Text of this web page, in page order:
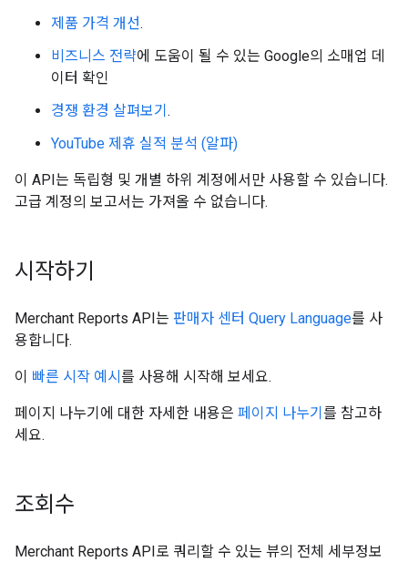
제품 가격 개선.
비즈니스 전략에 도움이 될 수 있는 Google의 소매업 데
이터 확인
경쟁 환경 살펴보기 .
YouTube 제휴 실적 분석 (알파)
이 API는 독립형 및 개별 하위 계정에서만 사용할 수 있습니다.
고급 계정의 보고서는 가져올 수 없습니다.
시작하기
Merchant Reports API는 판매자 센터 Query Language를 사
용합니다.
이 빠른 시작 예시 를 사용해 시작해 보세요.
페이지 나누기에 대한 자세한 내용은 페이지 나누기 를 참고하
세요.
조회수
Merchant Reports API로 쿼리할 수 있는 뷰의 전체 세부정보